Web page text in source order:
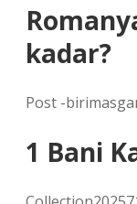
kadar?
Post -
1 Bani